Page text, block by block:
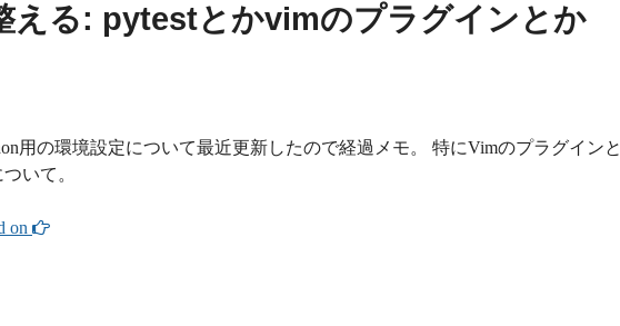
える: pytestとかvimのプラグインとか
用の環境設定について最近更新したので経過メモ。 特にVimのプラグインと
いて。
on